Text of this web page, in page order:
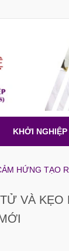
KHỞI NGHIỆP
HỨNG TẠO
VÀ KẸO